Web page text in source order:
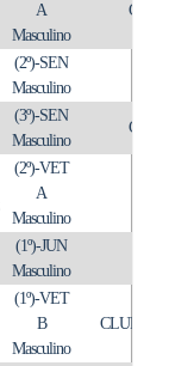
A
Masculino
C.A.
(2º)-SEN
Masculino
(3º)-SEN
Masculino
C.A.
(2º)-VET
A
Masculino
(1º)-JUN
Masculino
(1º)-VET
B
Masculino
CLUB